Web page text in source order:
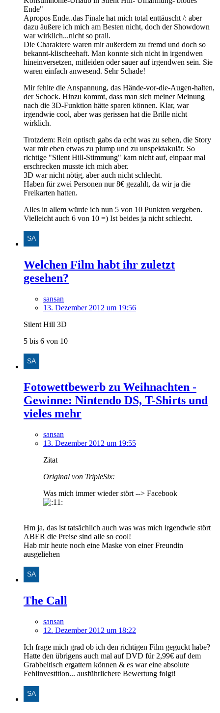
Ende"
Apropos Ende..das Finale hat mich total enttäuscht /: aber
dazu äußere ich mich am Besten nicht, doch der Showdown
war wirklich...nicht so prall.
Die Charaktere waren mir außerdem zu fremd und doch so
bekannt-klischeehaft. Man konnte sich nicht in irgendwen
hineinversetzen, mitleiden oder sauer auf irgendwen sein. Sie
waren einfach anwesend. Sehr Schade!
Mir fehlte die Anspannung, das Hände-vor-die-Augen-halten,
der Schock. Hinzu kommt, dass man sich meiner Meinung
nach die 3D-Funktion hätte sparen können. Klar, war
irgendwie cool, aber was gerissen hat die Brille nicht
wirklich.
Trotzdem: Rein optisch gabs da echt was zu sehen, die Story
war mir eben etwas zu plump und zu unspektakulär. So
richtige "Silent Hill-Stimmung" kam nicht auf, einpaar mal
erschrecken musste ich mich aber.
3D war nicht nötig, aber auch nicht schlecht.
Haben für zwei Personen nur 8€ gezahlt, da wir ja die
Freikarten hatten.
Alles in allem würde ich nun 5 von 10 Punkten vergeben.
Vielleicht auch 6 von 10 =) Ist beides ja nicht schlecht.
Welchen Film habt ihr zuletzt
gesehen?
sansan
13. Dezember 2012 um 19:56
Silent Hill 3D
5 bis 6 von 10
Fotowettbewerb zu Weihnachten -
Gewinne: Nintendo DS, T-Shirts und
vieles mehr
sansan
13. Dezember 2012 um 19:55
Zitat
Original von TripleSix:
Was mich immer wieder stört --> Facebook
Hm ja, das ist tatsächlich auch was was mich irgendwie stört
ABER die Preise sind alle so cool!
Hab mir heute noch eine Maske von einer Freundin
ausgeliehen
The Call
sansan
12. Dezember 2012 um 18:22
Ich frage mich grad ob ich den richtigen Film geguckt habe?
Hatte den übrigens auch mal auf DVD für 2,99€ auf dem
Grabbeltisch ergattern können & es war eine absolute
Fehlinvestition... ausführlichere Bewertung folgt!